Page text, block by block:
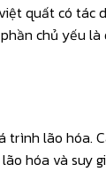
quất có
chủ yếu
lão hóa.
hóa và suy